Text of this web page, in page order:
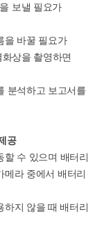
보낼 필요가
을 바꿀 필요가
상을 촬영하면
분석하고 보고서를
공
할 수 있으며 배터리
메라 중에서 배터리
하지 않을 때 배터리